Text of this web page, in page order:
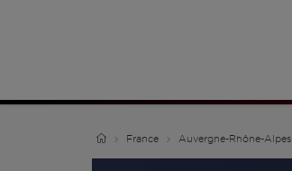
France Auvergne-Rhône-Alpes